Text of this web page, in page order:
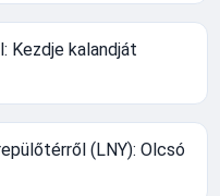
Kezdje kalandját
(LNY): Olcsó